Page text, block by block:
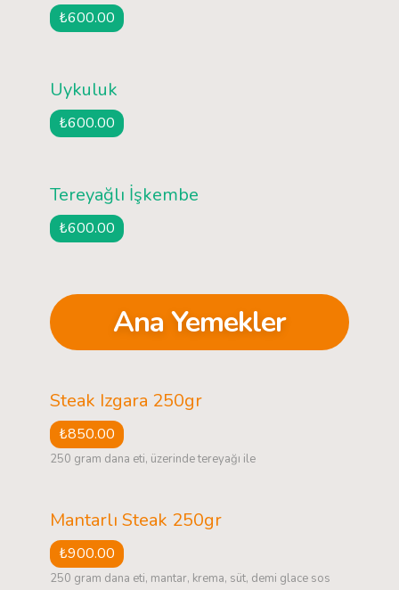
₺600.00
Uykuluk
₺600.00
Tereyağlı İşkembe
₺600.00
Ana Yemekler
Steak Izgara 250gr
₺850.00
250 gram dana eti, üzerinde tereyağı ile
Mantarlı Steak 250gr
₺900.00
250 gram dana eti, mantar, krema, süt, demi glace sos